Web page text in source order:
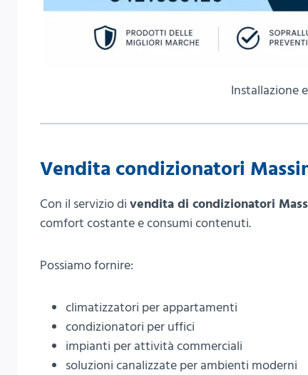
Installazione
Vendita condizionatori
Con il servizio di vendita di condizionatori
comfort costante e consumi contenuti.
Possiamo fornire:
climatizzatori per appartamenti
condizionatori per uffici
impianti per attività commerciali
soluzioni canalizzate per ambienti moderni